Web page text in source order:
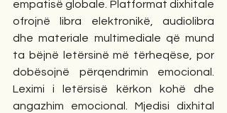
empatisë globale. Platformat dixhitale
ofrojnë libra elektronikë, audiolibra
dhe materiale multimediale që mund
ta bëjnë letërsinë më tërheqëse, por
dobësojnë përqendrimin emocional.
Leximi i letërsisë kërkon kohë dhe
angazhim emocional. Mjedisi dixhital